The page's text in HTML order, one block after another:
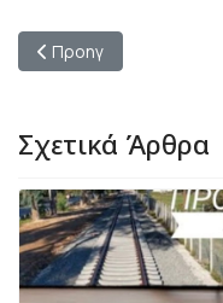
Προηγούμενο άρθρο:
Προηγ
Σχετικά Άρθρα